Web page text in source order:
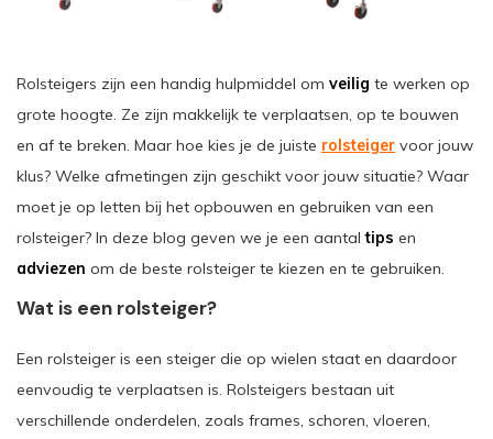
Rolsteigers zijn een handig hulpmiddel om veilig te werken op
grote hoogte. Ze zijn makkelijk te verplaatsen, op te bouwen
en af te breken. Maar hoe kies je de juiste rolsteiger voor jouw
klus? Welke afmetingen zijn geschikt voor jouw situatie? Waar
moet je op letten bij het opbouwen en gebruiken van een
rolsteiger? In deze blog geven we je een aantaltips en
adviezen om de beste rolsteiger te kiezen en te gebruiken.
Wat is een rolsteiger?
Een rolsteiger is een steiger die op wielen staat en daardoor
eenvoudig te verplaatsen is. Rolsteigers bestaan uit
verschillende onderdelen, zoals frames, schoren, vloeren,